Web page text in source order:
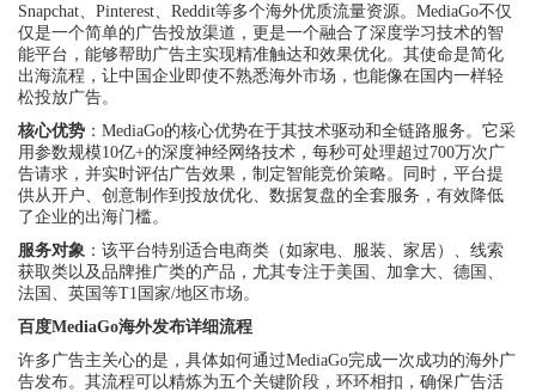
Snapchat、Pinterest、Reddit等多个海外优质流量资源。MediaGo不仅
仅是一个简单的广告投放渠道，更是一个融合了深度学习技术的智
能平台，能够帮助广告主实现精准触达和效果优化。其使命是简化
出海流程，让中国企业即使不熟悉海外市场，也能像在国内一样轻
松投放广告。
核心优势 ：MediaGo的核心优势在于其技术驱动和全链路服务。它采
用参数规模10亿+的深度神经网络技术，每秒可处理超过700万次广
告请求，并实时评估广告效果，制定智能竞价策略。同时，平台提
供从开户、创意制作到投放优化、数据复盘的全套服务，有效降低
了企业的出海门槛。
服务对象 ：该平台特别适合电商类（如家电、服装、家居）、线索
获取类以及品牌推广类的产品，尤其专注于美国、加拿大、德国、
法国、英国等T1国家/地区市场。
百度MediaGo海外发布详细流程
许多广告主关心的是，具体如何通过MediaGo完成一次成功的海外广
告发布。其流程可以精炼为五个关键阶段，环环相扣，确保广告活